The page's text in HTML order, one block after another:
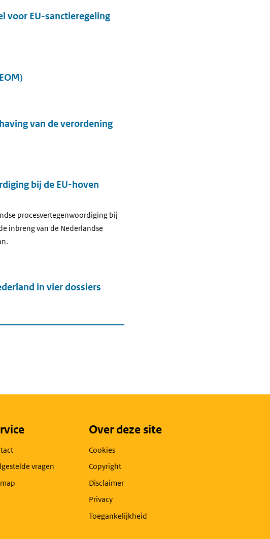
voor EU-sanctieregeling
van de verordening
bij de EU-hoven
procesvertegenwoordiging bij
inbreng van de Nederlandse
in vier dossiers
vragen
Over deze site
Cookies
Copyright
Disclaimer
Privacy
Toegankelijkheid